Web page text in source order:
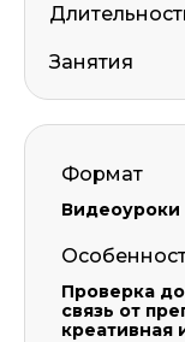
Занятия
Формат
Видеоуроки
Проверка
связь от
креативная